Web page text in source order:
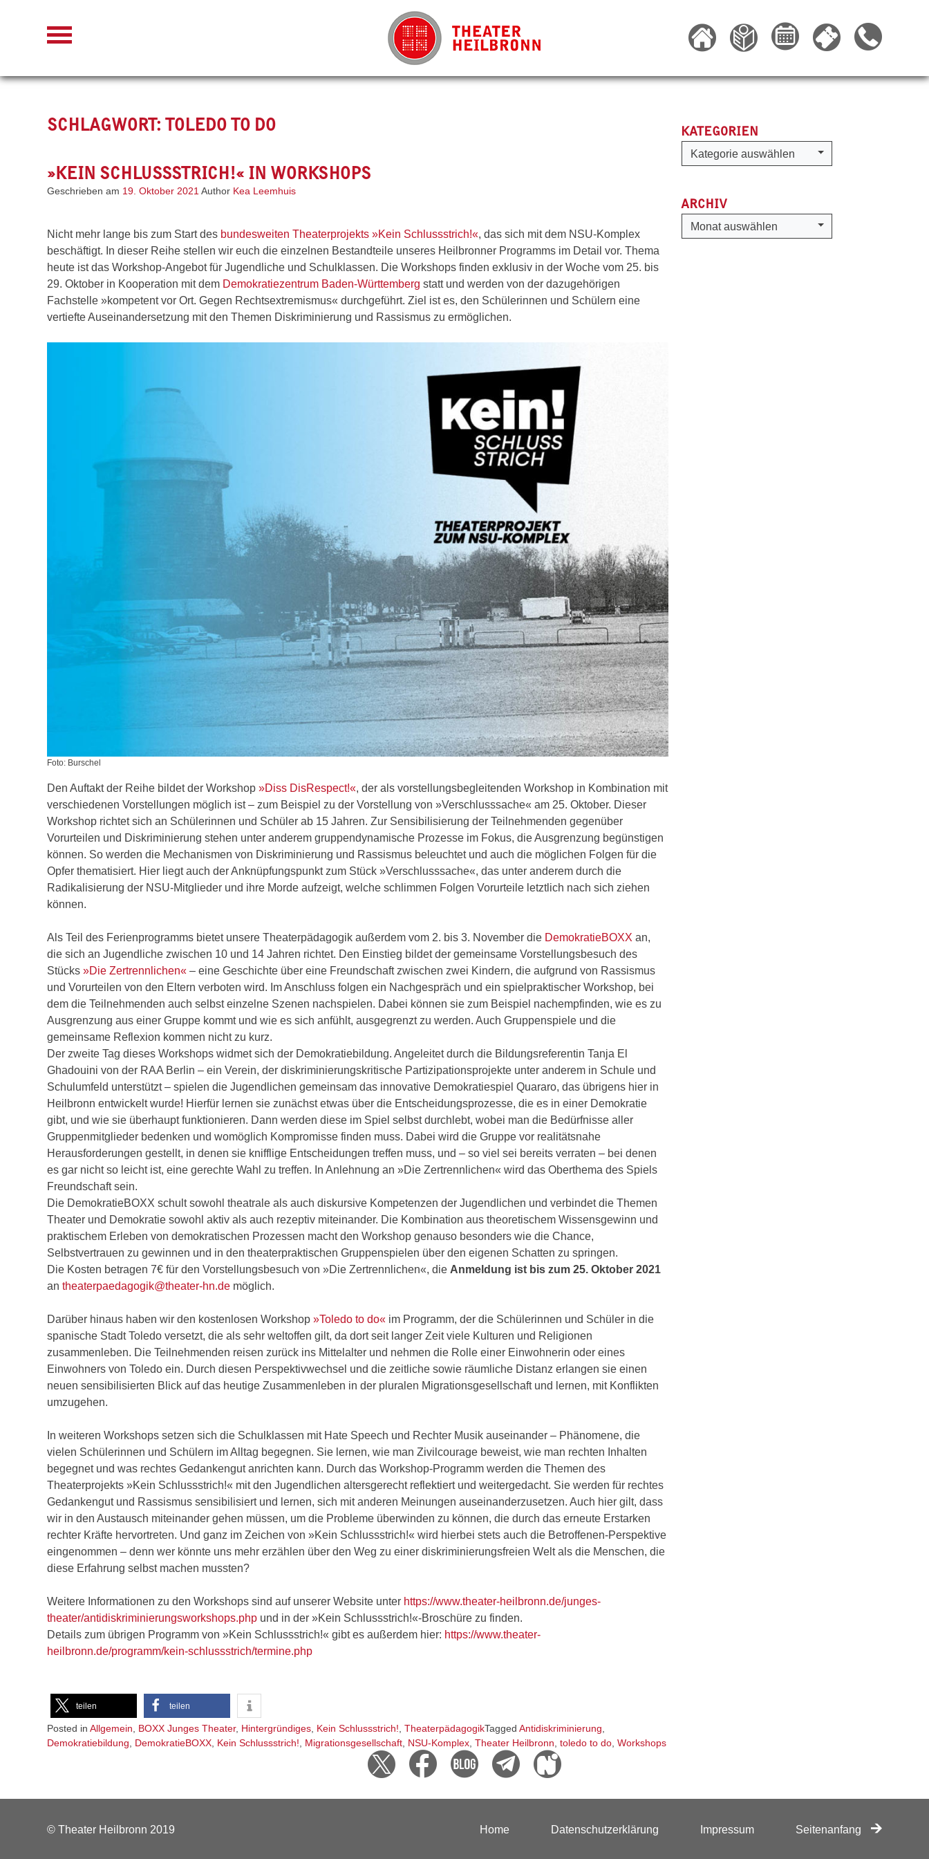
SCHLAGWORT: TOLEDO TO DO
»KEIN SCHLUSSSTRICH!« IN WORKSHOPS
Geschrieben am 19. Oktober 2021 Author Kea Leemhuis
Nicht mehr lange bis zum Start des bundesweiten Theaterprojekts »Kein Schlussstrich!«, das sich mit dem NSU-Komplex
beschäftigt. In dieser Reihe stellen wir euch die einzelnen Bestandteile unseres Heilbronner Programms im Detail vor. Thema
heute ist das Workshop-Angebot für Jugendliche und Schulklassen. Die Workshops finden exklusiv in der Woche vom 25. bis
29. Oktober in Kooperation mit dem Demokratiezentrum Baden-Württemberg statt und werden von der dazugehörigen
Fachstelle »kompetent vor Ort. Gegen Rechtsextremismus« durchgeführt. Ziel ist es, den Schülerinnen und Schülern eine
vertiefte Auseinandersetzung mit den Themen Diskriminierung und Rassismus zu ermöglichen.
Foto: Burschel
Den Auftakt der Reihe bildet der Workshop »Diss DisRespect!«, der als vorstellungsbegleitenden Workshop in Kombination mit
verschiedenen Vorstellungen möglich ist – zum Beispiel zu der Vorstellung von »Verschlusssache« am 25. Oktober. Dieser
Workshop richtet sich an Schülerinnen und Schüler ab 15 Jahren. Zur Sensibilisierung der Teilnehmenden gegenüber
Vorurteilen und Diskriminierung stehen unter anderem gruppendynamische Prozesse im Fokus, die Ausgrenzung begünstigen
können. So werden die Mechanismen von Diskriminierung und Rassismus beleuchtet und auch die möglichen Folgen für die
Opfer thematisiert. Hier liegt auch der Anknüpfungspunkt zum Stück »Verschlusssache«, das unter anderem durch die
Radikalisierung der NSU-Mitglieder und ihre Morde aufzeigt, welche schlimmen Folgen Vorurteile letztlich nach sich ziehen
können.
Als Teil des Ferienprogramms bietet unsere Theaterpädagogik außerdem vom 2. bis 3. November die DemokratieBOXX an,
die sich an Jugendliche zwischen 10 und 14 Jahren richtet. Den Einstieg bildet der gemeinsame Vorstellungsbesuch des
Stücks »Die Zertrennlichen« – eine Geschichte über eine Freundschaft zwischen zwei Kindern, die aufgrund von Rassismus
und Vorurteilen von den Eltern verboten wird. Im Anschluss folgen ein Nachgespräch und ein spielpraktischer Workshop, bei
dem die Teilnehmenden auch selbst einzelne Szenen nachspielen. Dabei können sie zum Beispiel nachempfinden, wie es zu
Ausgrenzung aus einer Gruppe kommt und wie es sich anfühlt, ausgegrenzt zu werden. Auch Gruppenspiele und die
gemeinsame Reflexion kommen nicht zu kurz.
Der zweite Tag dieses Workshops widmet sich der Demokratiebildung. Angeleitet durch die Bildungsreferentin Tanja El
Ghadouini von der RAA Berlin – ein Verein, der diskriminierungskritische Partizipationsprojekte unter anderem in Schule und
Schulumfeld unterstützt – spielen die Jugendlichen gemeinsam das innovative Demokratiespiel Quararo, das übrigens hier in
Heilbronn entwickelt wurde! Hierfür lernen sie zunächst etwas über die Entscheidungsprozesse, die es in einer Demokratie
gibt, und wie sie überhaupt funktionieren. Dann werden diese im Spiel selbst durchlebt, wobei man die Bedürfnisse aller
Gruppenmitglieder bedenken und womöglich Kompromisse finden muss. Dabei wird die Gruppe vor realitätsnahe
Herausforderungen gestellt, in denen sie knifflige Entscheidungen treffen muss, und – so viel sei bereits verraten – bei denen
es gar nicht so leicht ist, eine gerechte Wahl zu treffen. In Anlehnung an »Die Zertrennlichen« wird das Oberthema des Spiels
Freundschaft sein.
Die DemokratieBOXX schult sowohl theatrale als auch diskursive Kompetenzen der Jugendlichen und verbindet die Themen
Theater und Demokratie sowohl aktiv als auch rezeptiv miteinander. Die Kombination aus theoretischem Wissensgewinn und
praktischem Erleben von demokratischen Prozessen macht den Workshop genauso besonders wie die Chance,
Selbstvertrauen zu gewinnen und in den theaterpraktischen Gruppenspielen über den eigenen Schatten zu springen.
Die Kosten betragen 7€ für den Vorstellungsbesuch von »Die Zertrennlichen«, die Anmeldung ist bis zum 25. Oktober 2021
an theaterpaedagogik@theater-hn.de möglich.
Darüber hinaus haben wir den kostenlosen Workshop »Toledo to do« im Programm, der die Schülerinnen und Schüler in die
spanische Stadt Toledo versetzt, die als sehr weltoffen gilt, da dort seit langer Zeit viele Kulturen und Religionen
zusammenleben. Die Teilnehmenden reisen zurück ins Mittelalter und nehmen die Rolle einer Einwohnerin oder eines
Einwohners von Toledo ein. Durch diesen Perspektivwechsel und die zeitliche sowie räumliche Distanz erlangen sie einen
neuen sensibilisierten Blick auf das heutige Zusammenleben in der pluralen Migrationsgesellschaft und lernen, mit Konflikten
umzugehen.
In weiteren Workshops setzen sich die Schulklassen mit Hate Speech und Rechter Musik auseinander – Phänomene, die
vielen Schülerinnen und Schülern im Alltag begegnen. Sie lernen, wie man Zivilcourage beweist, wie man rechten Inhalten
begegnet und was rechtes Gedankengut anrichten kann. Durch das Workshop-Programm werden die Themen des
Theaterprojekts »Kein Schlussstrich!« mit den Jugendlichen altersgerecht reflektiert und weitergedacht. Sie werden für rechtes
Gedankengut und Rassismus sensibilisiert und lernen, sich mit anderen Meinungen auseinanderzusetzen. Auch hier gilt, dass
wir in den Austausch miteinander gehen müssen, um die Probleme überwinden zu können, die durch das erneute Erstarken
rechter Kräfte hervortreten. Und ganz im Zeichen von »Kein Schlussstrich!« wird hierbei stets auch die Betroffenen-Perspektive
eingenommen – denn wer könnte uns mehr erzählen über den Weg zu einer diskriminierungsfreien Welt als die Menschen, die
diese Erfahrung selbst machen mussten?
Weitere Informationen zu den Workshops sind auf unserer Website unter https://www.theater-heilbronn.de/junges-
theater/antidiskriminierungsworkshops.php und in der »Kein Schlussstrich!«-Broschüre zu finden.
Details zum übrigen Programm von »Kein Schlussstrich!« gibt es außerdem hier: https://www.theater-
heilbronn.de/programm/kein-schlussstrich/termine.php
teilen teilen
Posted in Allgemein, BOXX Junges Theater, Hintergründiges, Kein Schlussstrich!, TheaterpädagogikTagged Antidiskriminierung,
Demokratiebildung, DemokratieBOXX, Kein Schlussstrich!, Migrationsgesellschaft, NSU-Komplex, Theater Heilbronn, toledo to do, Workshops
KATEGORIEN
Kategorien
Kategorie auswählen
ARCHIV
Archiv
Monat auswählen
© Theater Heilbronn 2019 Home Datenschutzerklärung Impressum Seitenanfang